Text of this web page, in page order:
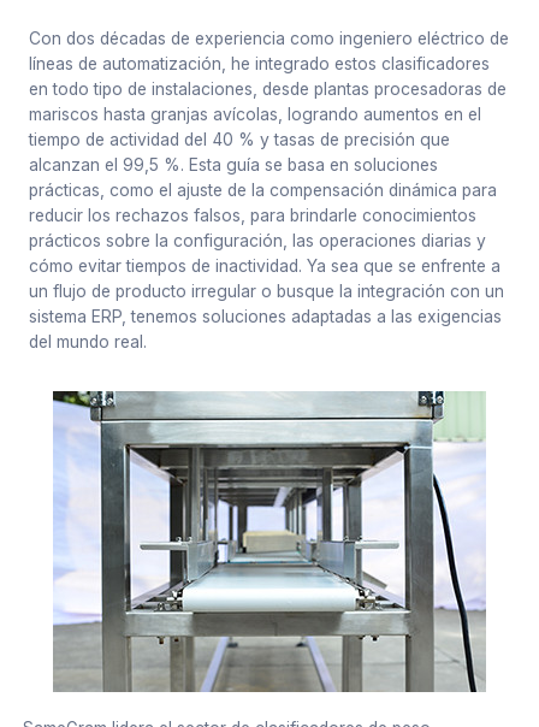
Con dos décadas de experiencia como ingeniero eléctrico de
líneas de automatización, he integrado estos clasificadores
en todo tipo de instalaciones, desde plantas procesadoras de
mariscos hasta granjas avícolas, logrando aumentos en el
tiempo de actividad del 40 % y tasas de precisión que
alcanzan el 99,5 %. Esta guía se basa en soluciones
prácticas, como el ajuste de la compensación dinámica para
reducir los rechazos falsos, para brindarle conocimientos
prácticos sobre la configuración, las operaciones diarias y
cómo evitar tiempos de inactividad. Ya sea que se enfrente a
un flujo de producto irregular o busque la integración con un
sistema ERP, tenemos soluciones adaptadas a las exigencias
del mundo real.